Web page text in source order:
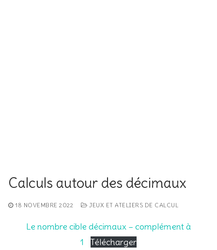
Calculs autour des décimaux
18 NOVEMBRE 2022 JEUX ET ATELIERS DE CALCUL
Le nombre cible décimaux – complément à
1
Télécharger